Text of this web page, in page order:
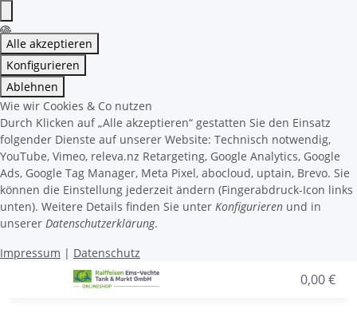
Alle akzeptieren
Konfigurieren
Ablehnen
Wie wir Cookies & Co nutzen
Durch Klicken auf „Alle akzeptieren“ gestatten Sie den Einsatz
folgender Dienste auf unserer Website: Technisch notwendig,
YouTube, Vimeo, releva.nz Retargeting, Google Analytics, Google
Ads, Google Tag Manager, Meta Pixel, abocloud, uptain, Brevo. Sie
können die Einstellung jederzeit ändern (Fingerabdruck-Icon links
unten). Weitere Details finden Sie unter Konfigurieren und in
unserer Datenschutzerklärung.
Impressum | Datenschutz
0,00 €